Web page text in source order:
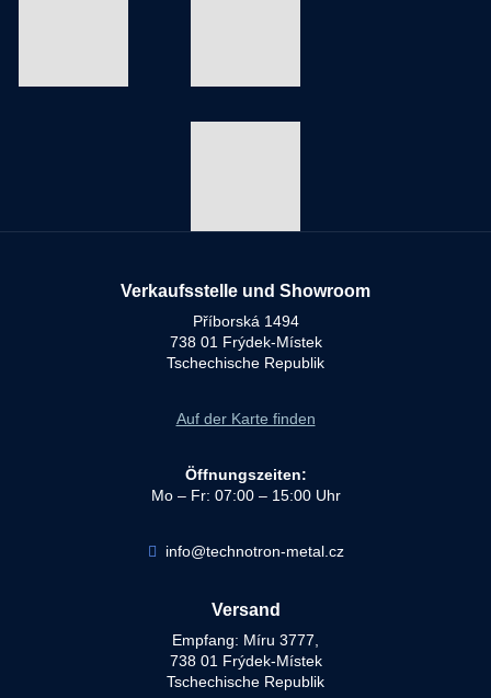
Verkaufsstelle und Showroom
Příborská 1494
738 01 Frýdek-Místek
Tschechische Republik
Auf der Karte finden
Öffnungszeiten:
Mo – Fr: 07:00 – 15:00 Uhr
info@technotron-metal.cz
Versand
Empfang: Míru 3777,
738 01 Frýdek-Místek
Tschechische Republik